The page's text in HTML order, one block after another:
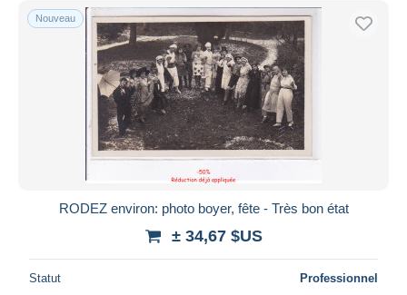
Nouveau
RODEZ environ: photo boyer, fête - Très bon état
± 34,67 $US
Statut Professionnel